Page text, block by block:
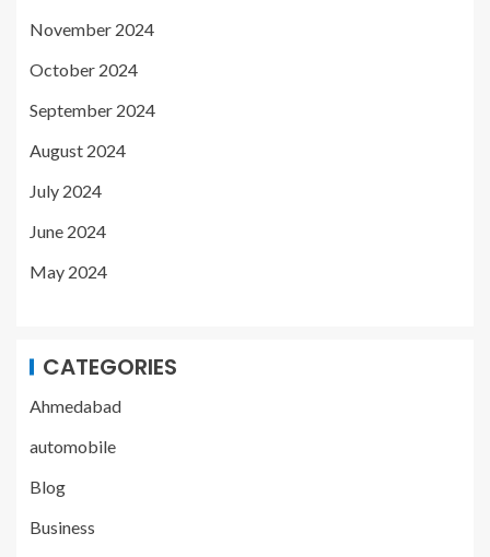
November 2024
October 2024
September 2024
August 2024
July 2024
June 2024
May 2024
CATEGORIES
Ahmedabad
automobile
Blog
Business